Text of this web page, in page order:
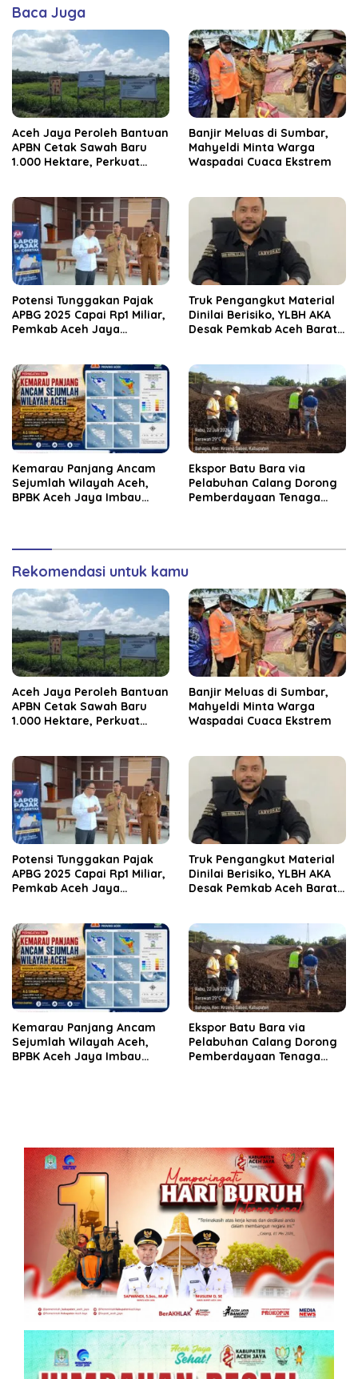
Baca Juga
Aceh Jaya Peroleh Bantuan
APBN Cetak Sawah Baru
1.000 Hektare, Perkuat
Banjir Meluas di Sumbar,
Mahyeldi Minta Warga
Waspadai Cuaca Ekstrem
Potensi Tunggakan Pajak
APBG 2025 Capai Rp1 Miliar,
Pemkab Aceh Jaya
Truk Pengangkut Material
Dinilai Berisiko, YLBH AKA
Desak Pemkab Aceh Barat
Kemarau Panjang Ancam
Sejumlah Wilayah Aceh,
BPBK Aceh Jaya Imbau
‎Ekspor Batu Bara via
Pelabuhan Calang Dorong
Pemberdayaan Tenaga
Rekomendasi untuk kamu
Aceh Jaya Peroleh Bantuan
APBN Cetak Sawah Baru
1.000 Hektare, Perkuat
Banjir Meluas di Sumbar,
Mahyeldi Minta Warga
Waspadai Cuaca Ekstrem
Potensi Tunggakan Pajak
APBG 2025 Capai Rp1 Miliar,
Pemkab Aceh Jaya
Truk Pengangkut Material
Dinilai Berisiko, YLBH AKA
Desak Pemkab Aceh Barat
Kemarau Panjang Ancam
Sejumlah Wilayah Aceh,
BPBK Aceh Jaya Imbau
‎Ekspor Batu Bara via
Pelabuhan Calang Dorong
Pemberdayaan Tenaga